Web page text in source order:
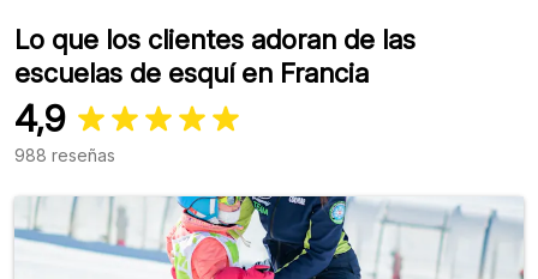
Lo que los clientes adoran de las
escuelas de esquí en Francia
4,9
988 reseñas